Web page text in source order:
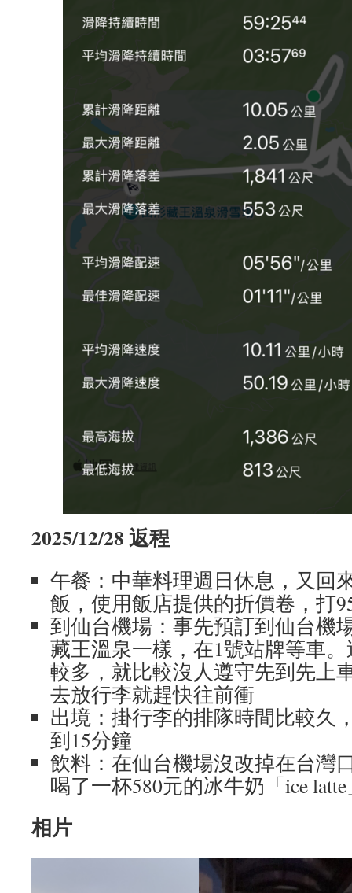
2025/12/28 返程
午餐：中華料理週日休息，又回
飯，使用飯店提供的折價卷，打
到仙台機場：事先預訂到仙台機
藏王溫泉一樣，在1號站牌等車
較多，就比較沒人遵守先到先上
去放行李就趕快往前衝
出境：掛行李的排隊時間比較久
到15分鐘
飲料：在仙台機場沒改掉在台灣
喝了一杯580元的冰牛奶「ice
相片